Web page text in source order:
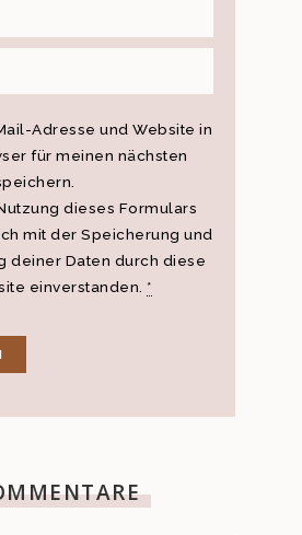
Adresse und Website in
für meinen nächsten
dieses Formulars
mit der Speicherung und
deiner Daten durch diese
einverstanden. *